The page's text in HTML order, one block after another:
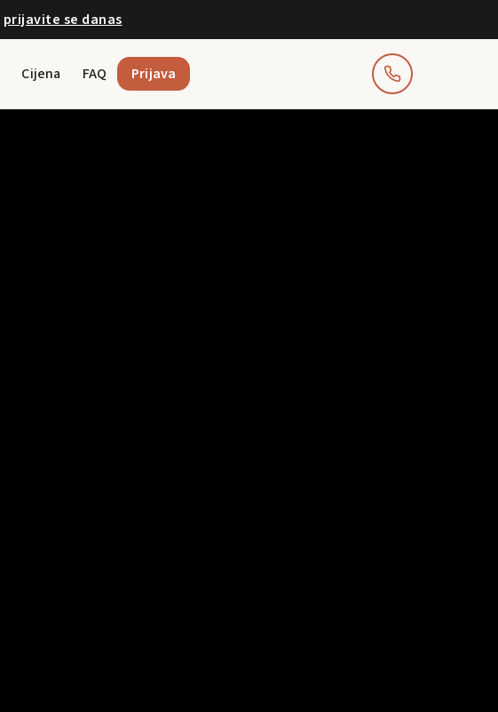
prijavite se danas
Cijena FAQ Prijava